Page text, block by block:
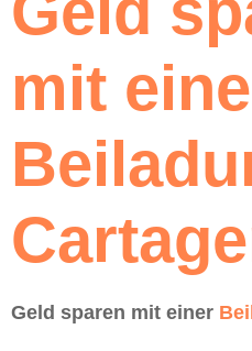
mit
Geld sparen mit einer